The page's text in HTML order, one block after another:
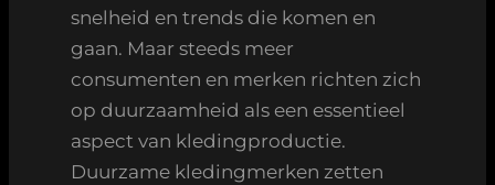
snelheid en trends die komen en
gaan. Maar steeds meer
consumenten en merken richten zich
op duurzaamheid als een essentieel
aspect van kledingproductie.
Duurzame kledingmerken zetten